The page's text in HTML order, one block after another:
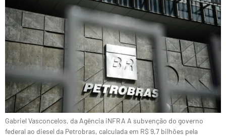
Gabriel Vasconcelos, da Agência iNFRA A subvenção do governo
federal ao diesel da Petrobras, calculada em R$ 9,7 bilhões pela